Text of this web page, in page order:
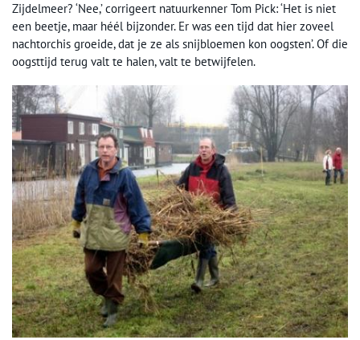
Zijdelmeer? ‘Nee,’ corrigeert natuurkenner Tom Pick: ‘Het is niet
een beetje, maar héél bijzonder. Er was een tijd dat hier zoveel
nachtorchis groeide, dat je ze als snijbloemen kon oogsten’. Of die
oogsttijd terug valt te halen, valt te betwijfelen.